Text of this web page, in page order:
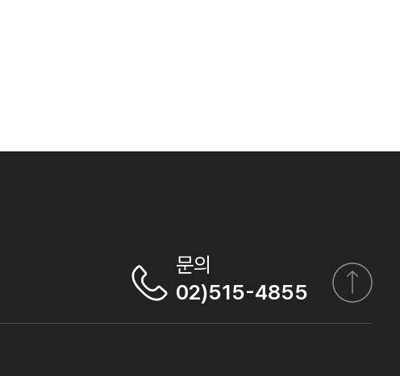
문의
02)515-4855